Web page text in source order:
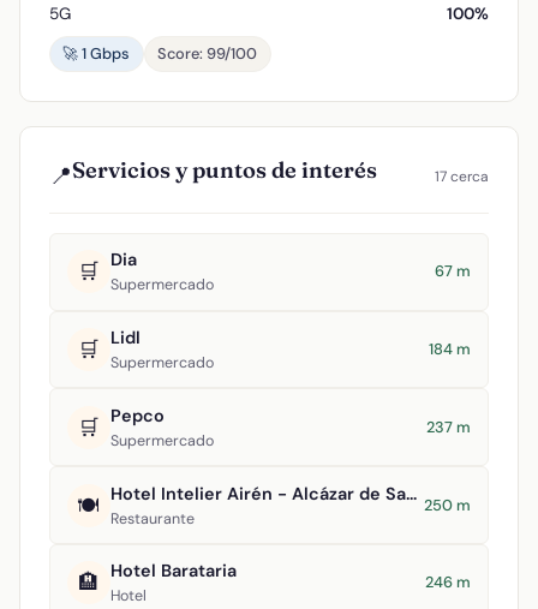
5G
100%
🚀 1 Gbps
Score: 99/100
📍Servicios y puntos de interés 17 cerca
🛒 Dia
Supermercado
67 m
🛒 Lidl
Supermercado
184 m
🛒 Pepco
Supermercado
237 m
🍽️ Hotel Intelier Airén - Alcázar de San Juan
Restaurante
250 m
🏨 Hotel Barataria
Hotel
246 m